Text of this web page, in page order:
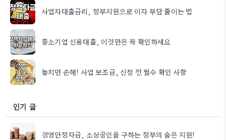
사업자대출금리, 정부지원으로 이자 부담 줄이는 법
중소기업 신용대출, 이것만은 꼭 확인하세요
놓치면 손해! 사업 보조금, 신청 전 필수 확인 사항
인기 글
경영안정자금, 소상공인을 구하는 정부의 숨은 지원!